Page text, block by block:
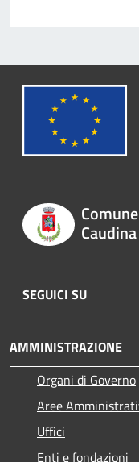
Caudina
SEGUICI SU
AMMINISTRAZIONE
Organi di Governo
Aree
Uffici
Enti e fondazioni